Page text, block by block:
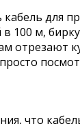
для
100 м,
отрезают
что